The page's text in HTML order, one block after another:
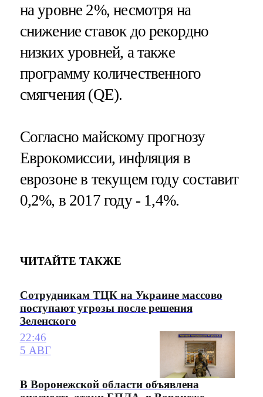
на уровне 2%, несмотря на
снижение ставок до рекордно
низких уровней, а также
программу количественного
смягчения (QE).
Согласно майскому прогнозу
Еврокомиссии, инфляция в
еврозоне в текущем году составит
0,2%, в 2017 году - 1,4%.
ЧИТАЙТЕ ТАКЖЕ
Сотрудникам ТЦК на Украине массово
поступают угрозы после решения
Зеленского
22:46
5 АВГ
В Воронежской области объявлена